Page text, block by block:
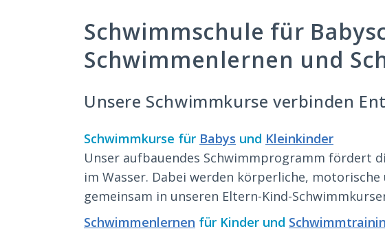
Schwimmschule für
Schwimmenlernen und
Unsere Schwimmkurse verbinden
Schwimmkurse für Babys und Kleinkinder
Unser aufbauendes Schwimmprogramm fördert
im Wasser. Dabei werden körperliche,
gemeinsam in unseren Eltern-Kind-
Schwimmenlernen für Kinder und